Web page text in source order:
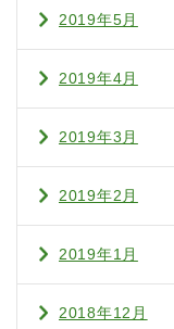
2019年5月
2019年4月
2019年3月
2019年2月
2019年1月
2018年12月